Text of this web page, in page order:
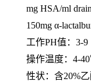
mg HSA/ml
150mg α-
工作PH值： 3-9
操作温度： 4-
性状：含20%